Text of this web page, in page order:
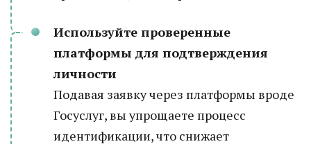
Используйте проверенные
платформы для подтверждения
личности
Подавая заявку через платформы вроде
Госуслуг, вы упрощаете процесс
идентификации, что снижает